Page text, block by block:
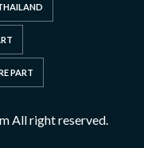
PART
All right reserved.